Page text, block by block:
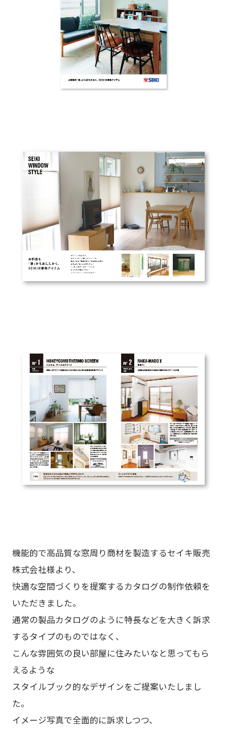
機能的で高品質な窓周り商材を製造するセイキ販売
株式会社様より、
快適な空間づくりを提案するカタログの制作依頼を
いただきました。
通常の製品カタログのように特長などを大きく訴求
するタイプのものではなく、
こんな雰囲気の良い部屋に住みたいなと思ってもら
えるような
スタイルブック的なデザインをご提案いたしまし
た。
イメージ写真で全面的に訴求しつつ、